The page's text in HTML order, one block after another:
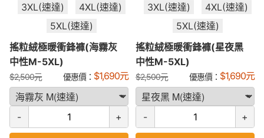
3XL(速達)
4XL(速達)
5XL(速達)
搖粒絨極暖衝鋒褲(海霧灰
中性M-5XL)
$2,500元 優惠價： $1,690元
- +
3XL(速達)
4XL(速達)
5XL(速達)
搖粒絨極暖衝鋒褲(星夜黑
中性M-5XL)
$2,500元 優惠價： $1,690元
- +